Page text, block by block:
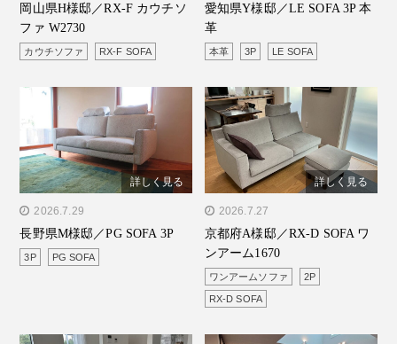
カウチソファ W2730"/>
岡山県H様邸／RX-F カウチソ
ファ W2730
カウチソファ RX-F SOFA
SOFA 3P 本革"/>
愛知県Y様邸／LE SOFA 3P 本
革
本革 3P LE SOFA
" alt="長野県M様邸／PG
SOFA 3P"/>
詳しく見る
2026.7.29
長野県M様邸／PG SOFA 3P
3P PG SOFA
" alt="京都府A様邸／RX-D
SOFA ワンアーム1670"/>
詳しく見る
2026.7.27
京都府A様邸／RX-D SOFA ワ
ンアーム1670
ワンアームソファ 2P
RX-D SOFA